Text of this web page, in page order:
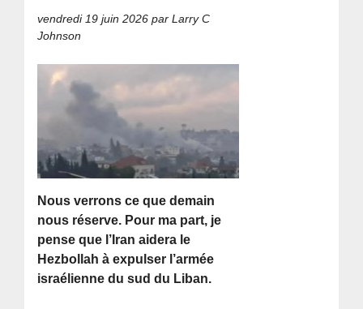
vendredi 19 juin 2026 par Larry C
Johnson
Nous verrons ce que demain
nous réserve. Pour ma part, je
pense que l’Iran aidera le
Hezbollah à expulser l’armée
israélienne du sud du Liban.